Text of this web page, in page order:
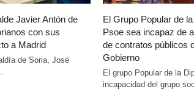
Javier Antón de
con sus
a Madrid
de Soria, José
El Grupo Popular de
Psoe sea incapaz de
de contratos públicos
Gobierno
El grupo Popular de la
incapacidad del grupo